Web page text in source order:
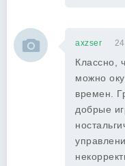
axzser
Классно,
можно
времен.
добрые